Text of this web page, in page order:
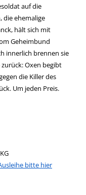
auf die
die ehemalige
hält sich mit
Geheimbund
innerlich brennen sie
Oxen begibt
die Killer des
Um jeden Preis.
bitte hier